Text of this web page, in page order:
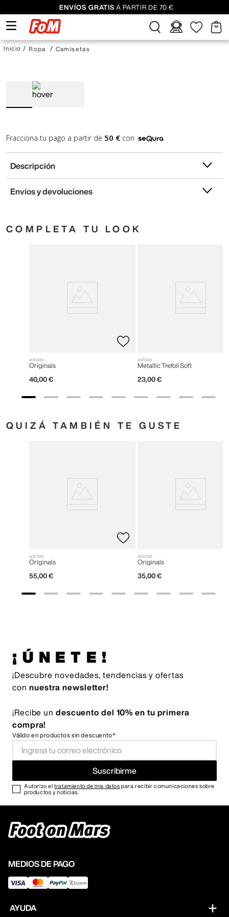
ENVÍOS GRATIS A PARTIR DE 70 €
Ropa Camisetas
Fracciona tu pago a partir de 50 € con
Descripción
Envíos y devoluciones
COMPLETA TU LOOK
adidas
Originals
40,00 €
adidas
Metallic Trefoil Soft
23,00 €
QUIZÁ TAMBIÉN TE GUSTE
adidas
Originals
55,00 €
adidas
Originals
35,00 €
¡ÚNETE!
¡Descubre novedades, tendencias y ofertas
con nuestra newsletter!
¡Recibe un descuento del 10% en tu primera
compra!
Válido en productos sin descuento*
Suscribirme
Autorizo eltratamiento de mis datos para recibir comunicaciones sobre
productos y noticias.
MEDIOS DE PAGO
AYUDA